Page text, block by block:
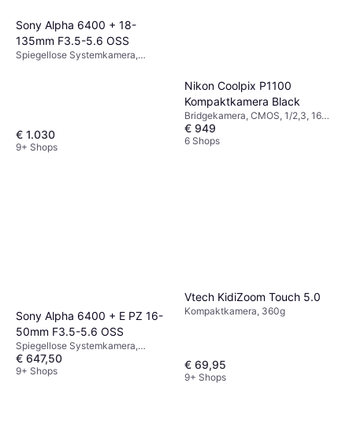
Sony Alpha 6400 + 18-
135mm F3.5-5.6 OSS
Spiegellose Systemkamera,
€ 1.030
9+ Shops
Nikon Coolpix P1100
Kompaktkamera Black
Bridgekamera, CMOS, 1/2,3, 16
MP, Gesichtserkennung,
Sequenzaufnahme, 1410g
€ 949
6 Shops
Sony Alpha 6400 + E PZ 16-
50mm F3.5-5.6 OSS
Spiegellose Systemkamera,
CMOS, APS-C, 24 MP,
Gesichtserkennung,
€ 647,50
9+ Shops
Vtech KidiZoom Touch 5.0
Kompaktkamera, 360g
€ 69,95
9+ Shops